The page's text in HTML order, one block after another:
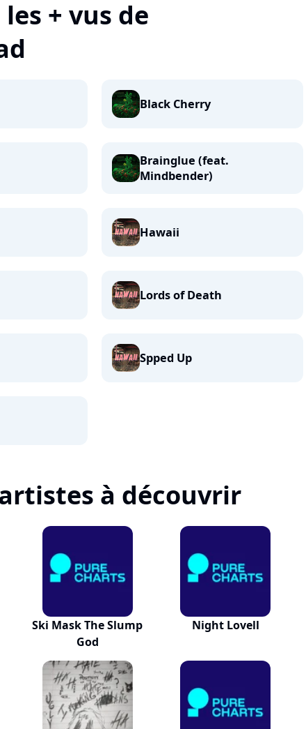
+ vus de
Black Cherry
Brainglue (feat.
Mindbender)
Hawaii
Lords of Death
Spped Up
à découvrir
Ski Mask The Slump
God
Night Lovell